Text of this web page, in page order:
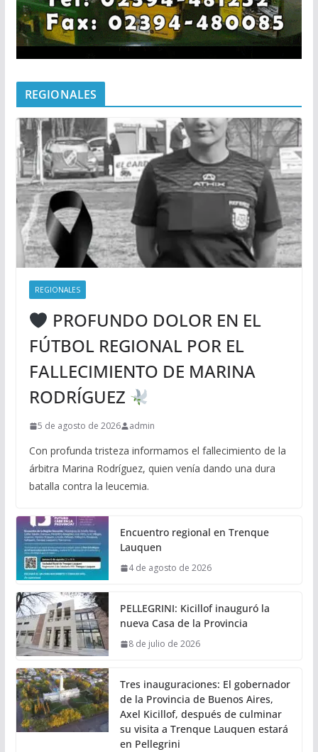
REGIONALES
REGIONALES
PROFUNDO DOLOR EN EL
FÚTBOL REGIONAL POR EL
FALLECIMIENTO DE MARINA
RODRÍGUEZ
5 de agosto de 2026 admin
Con profunda tristeza informamos el fallecimiento de la
árbitra Marina Rodríguez, quien venía dando una dura
batalla contra la leucemia.
Encuentro regional en Trenque
Lauquen
4 de agosto de 2026
PELLEGRINI: Kicillof inauguró la
nueva Casa de la Provincia
8 de julio de 2026
Tres inauguraciones: El gobernador
de la Provincia de Buenos Aires,
Axel Kicillof, después de culminar
su visita a Trenque Lauquen estará
en Pellegrini